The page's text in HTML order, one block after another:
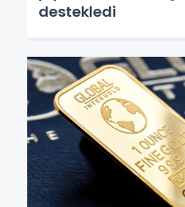
destekledi